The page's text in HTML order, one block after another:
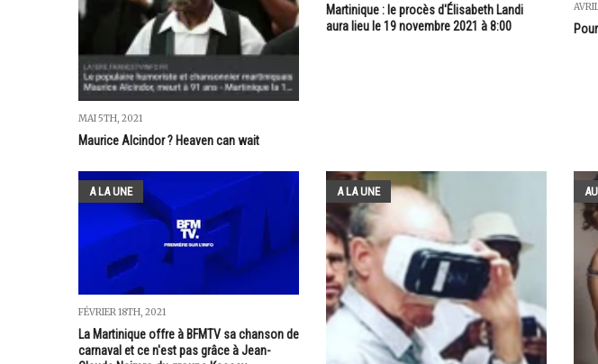
MAI 5TH, 2021
Maurice Alcindor ? Heaven can wait
Martinique : le procès d'Élisabeth Landi
aura lieu le 19 novembre 2021 à 8:00
A LA UNE
FÉVRIER 18TH, 2021
La Martinique offre à BFMTV sa chanson de
carnaval et ce n'est pas grâce à Jean-
A LA UNE